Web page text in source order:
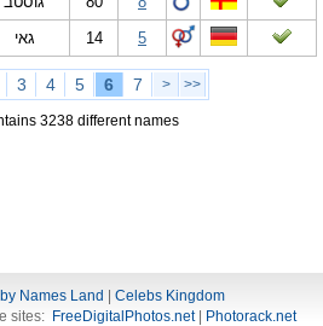
גאי 14 5
3 4 5 6 7 > >>
3238 different names
Names Land
Celebs Kingdom
sites: FreeDigitalPhotos.net| Photorack.net